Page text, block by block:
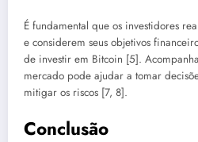
É fundamental que os investidores
e considerem seus objetivos
de investir em Bitcoin [5].
mercado pode ajudar a tomar
mitigar os riscos [7, 8].
Conclusão